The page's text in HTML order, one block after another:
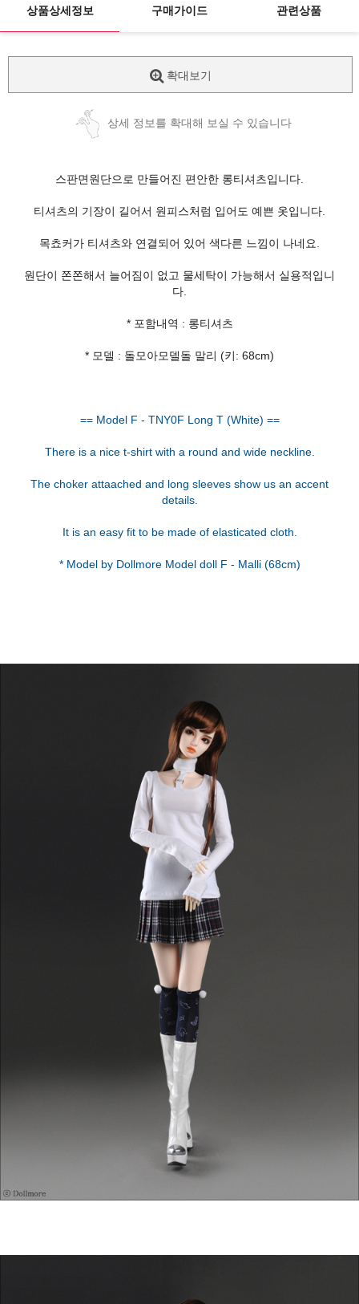
상품상세정보 구매가이드 관련상품
확대보기
상세 정보를 확대해 보실 수 있습니다
스판면원단으로 만들어진 편안한 롱티셔츠입니다.
티셔츠의 기장이 길어서 원피스처럼 입어도 예쁜 옷입니다.
목쵸커가 티셔츠와 연결되어 있어 색다른 느낌이 나네요.
원단이 쫀쫀해서 늘어짐이 없고 물세탁이 가능해서 실용적입니
다.
* 포함내역 : 롱티셔츠
* 모델 : 돌모아모델돌 말리 (키: 68cm)
== Model F - TNY0F Long T (White) ==
There is a nice t-shirt with a round and wide neckline.
The choker attaached and long sleeves show us an accent
details.
It is an easy fit to be made of elasticated cloth.
* Model by Dollmore Model doll F - Malli (68cm)